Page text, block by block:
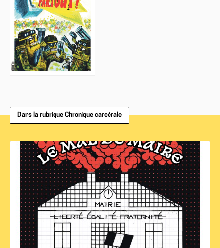
Dans la rubrique Chronique carcérale